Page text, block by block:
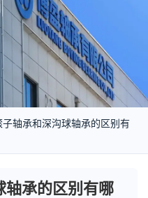
子轴承和深沟球轴承的区别有
轴承的区别有哪